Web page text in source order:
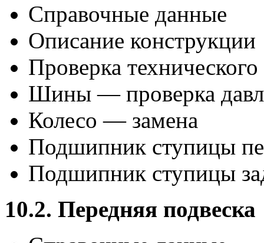
Справочные данные
Описание конструкции
Проверка
Шины — проверка
Колесо — замена
Подшипник ступицы
Подшипник ступицы
10.2. Передняя подвеска